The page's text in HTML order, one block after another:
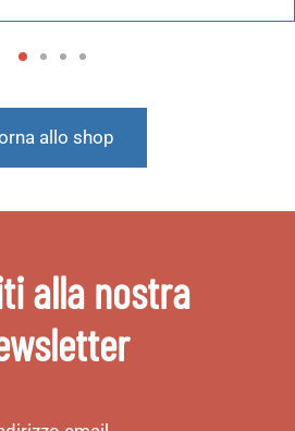
allo shop
alla nostra